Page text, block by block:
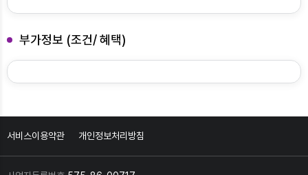
부가정보 (조건/ 혜택)
서비스이용약관 개인정보처리방침